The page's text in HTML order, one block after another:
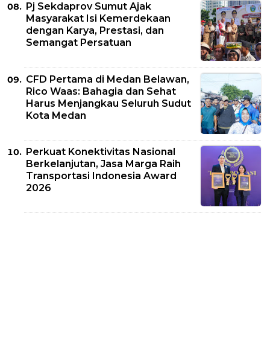
Pj Sekdaprov Sumut Ajak
Masyarakat Isi Kemerdekaan
dengan Karya, Prestasi, dan
Semangat Persatuan
CFD Pertama di Medan Belawan,
Rico Waas: Bahagia dan Sehat
Harus Menjangkau Seluruh Sudut
Kota Medan
Perkuat Konektivitas Nasional
Berkelanjutan, Jasa Marga Raih
Transportasi Indonesia Award
2026